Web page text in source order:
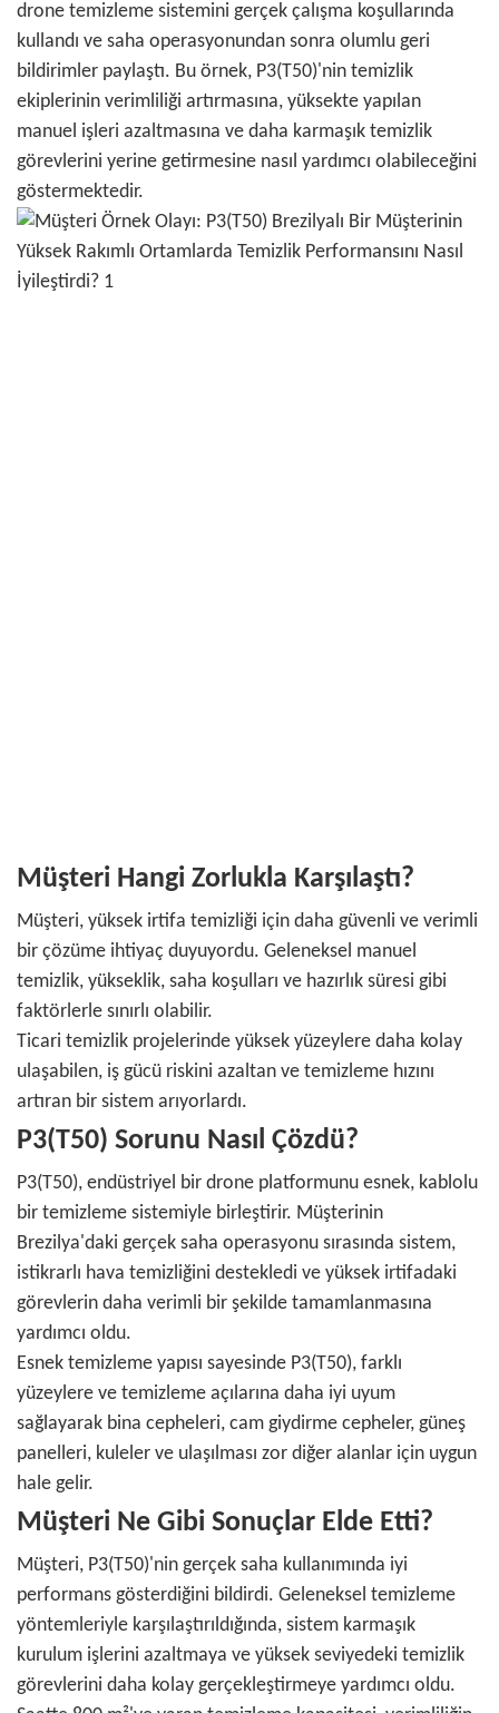
drone temizleme sistemini gerçek çalışma koşullarında
kullandı ve saha operasyonundan sonra olumlu geri
bildirimler paylaştı. Bu örnek, P3(T50)'nin temizlik
ekiplerinin verimliliği artırmasına, yüksekte yapılan
manuel işleri azaltmasına ve daha karmaşık temizlik
görevlerini yerine getirmesine nasıl yardımcı olabileceğini
göstermektedir.
Müşteri Hangi Zorlukla Karşılaştı?
Müşteri, yüksek irtifa temizliği için daha güvenli ve verimli
bir çözüme ihtiyaç duyuyordu. Geleneksel manuel
temizlik, yükseklik, saha koşulları ve hazırlık süresi gibi
faktörlerle sınırlı olabilir.
Ticari temizlik projelerinde yüksek yüzeylere daha kolay
ulaşabilen, iş gücü riskini azaltan ve temizleme hızını
artıran bir sistem arıyorlardı.
P3(T50) Sorunu Nasıl Çözdü?
P3(T50), endüstriyel bir drone platformunu esnek, kablolu
bir temizleme sistemiyle birleştirir. Müşterinin
Brezilya'daki gerçek saha operasyonu sırasında sistem,
istikrarlı hava temizliğini destekledi ve yüksek irtifadaki
görevlerin daha verimli bir şekilde tamamlanmasına
yardımcı oldu.
Esnek temizleme yapısı sayesinde P3(T50), farklı
yüzeylere ve temizleme açılarına daha iyi uyum
sağlayarak bina cepheleri, cam giydirme cepheler, güneş
panelleri, kuleler ve ulaşılması zor diğer alanlar için uygun
hale gelir.
Müşteri Ne Gibi Sonuçlar Elde Etti?
Müşteri, P3(T50)'nin gerçek saha kullanımında iyi
performans gösterdiğini bildirdi. Geleneksel temizleme
yöntemleriyle karşılaştırıldığında, sistem karmaşık
kurulum işlerini azaltmaya ve yüksek seviyedeki temizlik
görevlerini daha kolay gerçekleştirmeye yardımcı oldu.